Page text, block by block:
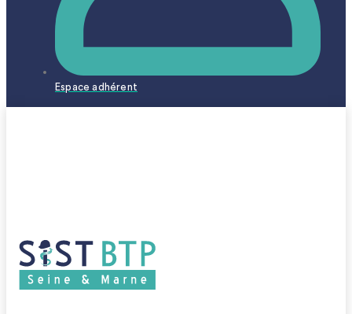
Espace adhérent